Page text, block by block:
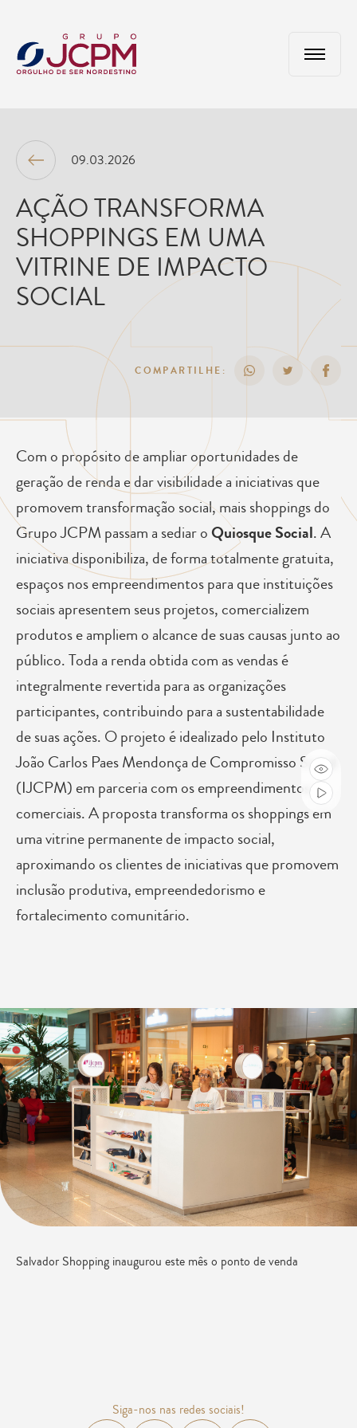
09.03.2026
AÇÃO TRANSFORMA
SHOPPINGS EM UMA
VITRINE DE IMPACTO
SOCIAL
COMPARTILHE:
Com o propósito de ampliar oportunidades de
geração de renda e dar visibilidade a iniciativas que
promovem transformação social, mais shoppings do
Grupo JCPM passam a sediar oQuiosque Social. A
iniciativa disponibiliza, de forma totalmente gratuita,
espaços nos empreendimentos para que instituições
sociais apresentem seus projetos, comercializem
produtos e ampliem o alcance de suas causas junto ao
público. Toda a renda obtida com as vendas é
integralmente revertida para as organizações
participantes, contribuindo para a sustentabilidade
de suas ações. O projeto é idealizado pelo Instituto
João Carlos Paes Mendonça de Compromisso Social
(IJCPM) em parceria com os empreendimentos
comerciais. A proposta transforma os shoppings em
uma vitrine permanente de impacto social,
aproximando os clientes de iniciativas que promovem
inclusão produtiva, empreendedorismo e
fortalecimento comunitário.
Salvador Shopping inaugurou este mês o ponto de venda
Siga-nos nas redes sociais!